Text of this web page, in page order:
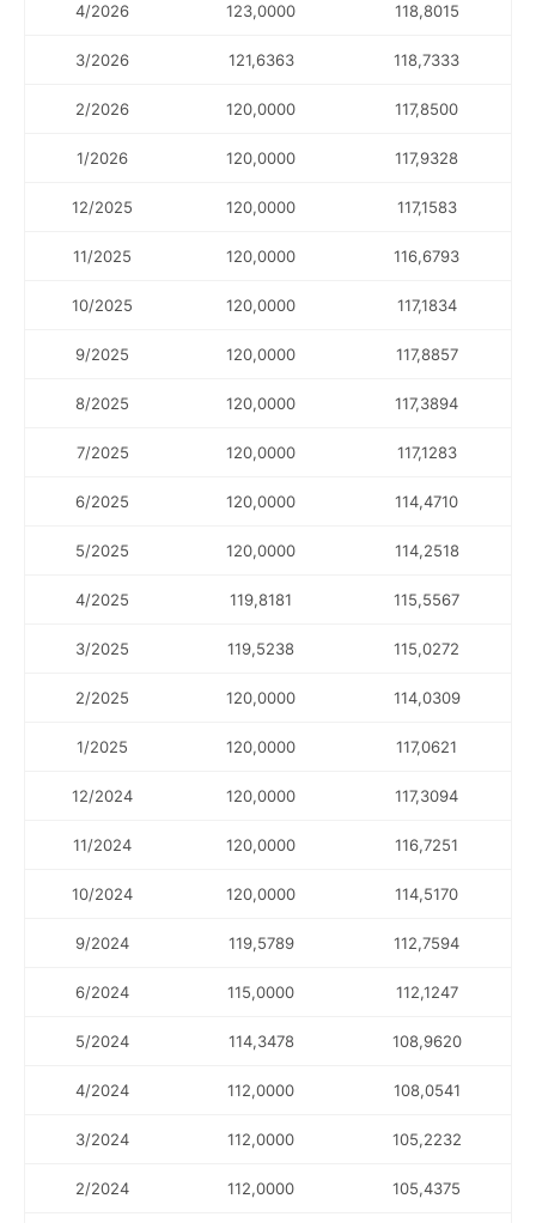
4/2026 123,0000 118,8015
3/2026 121,6363 118,7333
2/2026 120,0000 117,8500
1/2026 120,0000 117,9328
12/2025 120,0000 117,1583
11/2025 120,0000 116,6793
10/2025 120,0000 117,1834
9/2025 120,0000 117,8857
8/2025 120,0000 117,3894
7/2025 120,0000 117,1283
6/2025 120,0000 114,4710
5/2025 120,0000 114,2518
4/2025 119,8181 115,5567
3/2025 119,5238 115,0272
2/2025 120,0000 114,0309
1/2025 120,0000 117,0621
12/2024 120,0000 117,3094
11/2024 120,0000 116,7251
10/2024 120,0000 114,5170
9/2024 119,5789 112,7594
6/2024 115,0000 112,1247
5/2024 114,3478 108,9620
4/2024 112,0000 108,0541
3/2024 112,0000 105,2232
2/2024 112,0000 105,4375